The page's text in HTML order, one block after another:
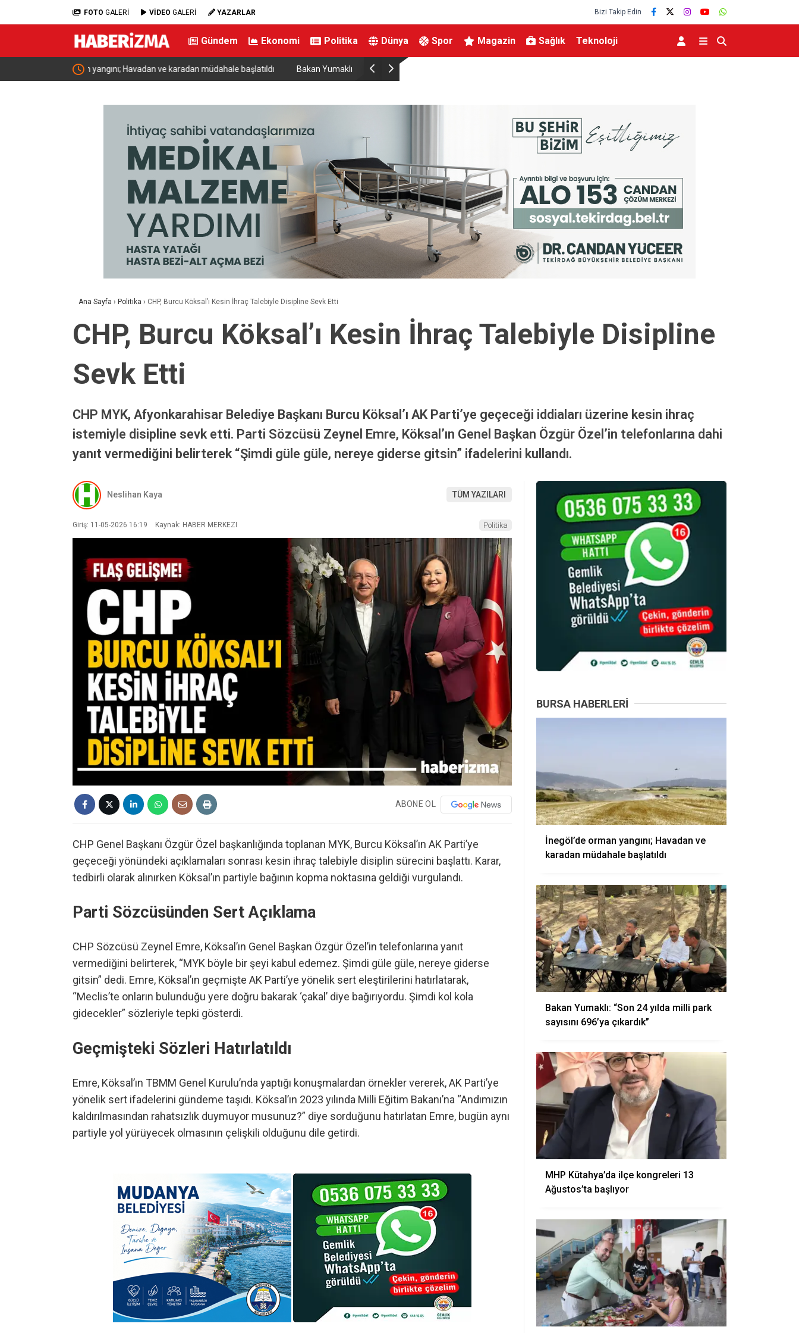
FOTO GALERİ VİDEO GALERİ YAZARLAR Bizi Takip Edin
Gündem Ekonomi Politika Dünya Spor Magazin Sağlık Teknoloji
Bakan Yumaklı: “Son 24 yılda milli park sayısını 696’ya çıkardık” MHP Kütahya’da ilçe kongreleri 13 Ağustos’ta başlıyor
Ana Sayfa › Politika › CHP, Burcu Köksal’ı Kesin İhraç Talebiyle Disipline Sevk Etti
CHP, Burcu Köksal’ı Kesin İhraç Talebiyle Disipline
Sevk Etti
CHP MYK, Afyonkarahisar Belediye Başkanı Burcu Köksal’ı AK Parti’ye geçeceği iddiaları üzerine kesin ihraç
istemiyle disipline sevk etti. Parti Sözcüsü Zeynel Emre, Köksal’ın Genel Başkan Özgür Özel’in telefonlarına dahi
yanıt vermediğini belirterek “Şimdi güle güle, nereye giderse gitsin” ifadelerini kullandı.
Neslihan Kaya TÜM YAZILARI
Giriş: 11-05-2026 16:19 Kaynak: HABER MERKEZI Politika
ABONE OL
CHP Genel Başkanı Özgür Özel başkanlığında toplanan MYK, Burcu Köksal’ın AK Parti’ye
geçeceği yönündeki açıklamaları sonrası kesin ihraç talebiyle disiplin sürecini başlattı. Karar,
tedbirli olarak alınırken Köksal’ın partiyle bağının kopma noktasına geldiği vurgulandı.
Parti Sözcüsünden Sert Açıklama
CHP Sözcüsü Zeynel Emre, Köksal’ın Genel Başkan Özgür Özel’in telefonlarına yanıt
vermediğini belirterek, “MYK böyle bir şeyi kabul edemez. Şimdi güle güle, nereye giderse
gitsin” dedi. Emre, Köksal’ın geçmişte AK Parti’ye yönelik sert eleştirilerini hatırlatarak,
“Meclis’te onların bulunduğu yere doğru bakarak ‘çakal’ diye bağırıyordu. Şimdi kol kola
gidecekler” sözleriyle tepki gösterdi.
Geçmişteki Sözleri Hatırlatıldı
Emre, Köksal’ın TBMM Genel Kurulu’nda yaptığı konuşmalardan örnekler vererek, AK Parti’ye
yönelik sert ifadelerini gündeme taşıdı. Köksal’ın 2023 yılında Milli Eğitim Bakanı’na “Andımızın
kaldırılmasından rahatsızlık duymuyor musunuz?” diye sorduğunu hatırlatan Emre, bugün aynı
partiyle yol yürüyecek olmasının çelişkili olduğunu dile getirdi.
BURSA HABERLERI
İnegöl’de orman yangını; Havadan ve
karadan müdahale başlatıldı
Bakan Yumaklı: “Son 24 yılda milli park
sayısını 696’ya çıkardık”
MHP Kütahya’da ilçe kongreleri 13
Ağustos’ta başlıyor